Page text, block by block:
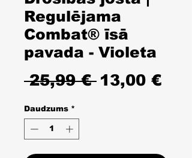
Regulējama
Combat® īsā
pavada - Violeta
25,99 € Parastā
13,00 €
Daudzums *